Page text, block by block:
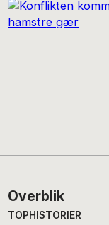
Footer
Overblik
TOPHISTORIER